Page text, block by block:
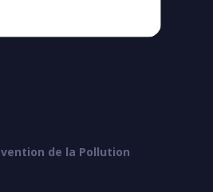
de la Pollution